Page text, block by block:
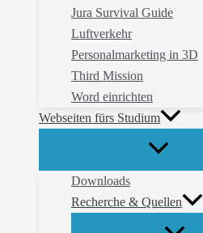
Jura Survival Guide
Luftverkehr
Personalmarketing in 3D
Third Mission
Word einrichten
Webseiten fürs Studium
Downloads
Recherche & Quellen